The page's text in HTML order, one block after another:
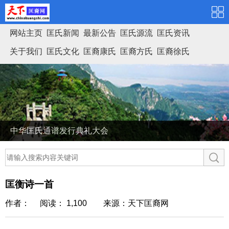
网站主页 匡氏新闻 最新公告 匡氏源流 匡氏资讯
关于我们 匡氏文化 匡裔康氏 匡裔方氏 匡裔徐氏
匡氏家谱
中华匡氏通谱发行典礼大会
匡衡诗一首
作者： 阅读： 1,100 来源：天下匡裔网